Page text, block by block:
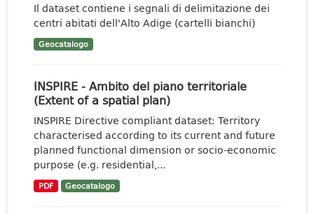
Il dataset contiene i segnali di delimitazione dei
centri abitati dell'Alto Adige (cartelli bianchi)
Geocatalogo
INSPIRE - Ambito del piano territoriale
(Extent of a spatial plan)
INSPIRE Directive compliant dataset: Territory
characterised according to its current and future
planned functional dimension or socio-economic
purpose (e.g. residential,...
PDF Geocatalogo